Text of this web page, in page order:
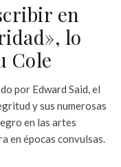
en
lo
Cole
por Edward Said, el
y sus numerosas
en las artes
en épocas convulsas.